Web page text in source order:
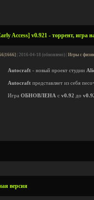
Access] v0.921 - торрент, игра
| 2016-04-18 (обновлено) | Игры с
Autocraft - новый проект студии
Autocraft представляет из себя
Игра ОБНОВЛЕНА с v0.92 до
версия